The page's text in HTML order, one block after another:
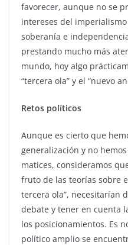
favorecer, aunque no se
intereses del
soberanía e
prestando mucho más
mundo, hoy algo
“tercera ola” y el “nuevo
Retos políticos
Aunque es cierto que
generalización y no
matices, consideramos
fruto de las teorías sobre
tercera ola”, necesitarían
debate y tener en cuenta
los posicionamientos. Es
político amplio se